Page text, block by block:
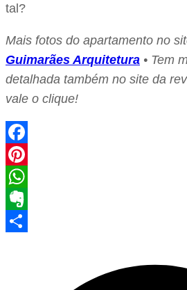
tal?
Mais fotos do apartamento no
Guimarães Arquitetura • Tem
detalhada também no site da
vale o clique!
Facebook
Pinterest
WhatsApp
Evernote